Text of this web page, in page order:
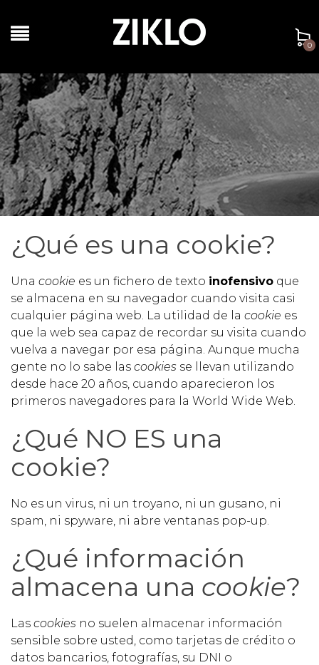
0
¿Qué es una cookie?
Una cookie es un fichero de texto inofensivo que
se almacena en su navegador cuando visita casi
cualquier página web. La utilidad de la cookie es
que la web sea capaz de recordar su visita cuando
vuelva a navegar por esa página. Aunque mucha
gente no lo sabe las cookies se llevan utilizando
desde hace 20 años, cuando aparecieron los
primeros navegadores para la World Wide Web.
¿Qué NO ES una
cookie?
No es un virus, ni un troyano, ni un gusano, ni
spam, ni spyware, ni abre ventanas pop-up.
¿Qué información
almacena una cookie?
Las cookies no suelen almacenar información
sensible sobre usted, como tarjetas de crédito o
datos bancarios, fotografías, su DNI o